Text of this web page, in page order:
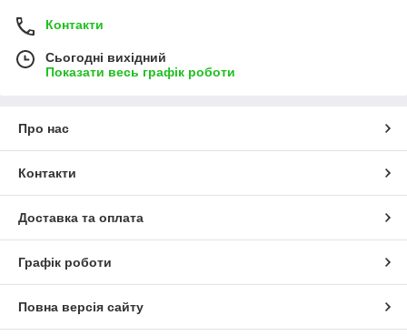
Контакти
Сьогодні вихідний
Показати весь графік роботи
Про нас
Контакти
Доставка та оплата
Графік роботи
Повна версія сайту